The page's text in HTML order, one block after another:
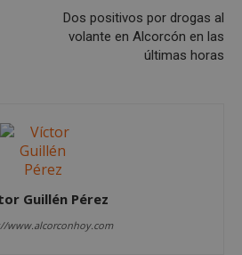
Dos positivos por drogas al
volante en Alcorcón en las
últimas horas
Guillén Pérez
www.alcorconhoy.com